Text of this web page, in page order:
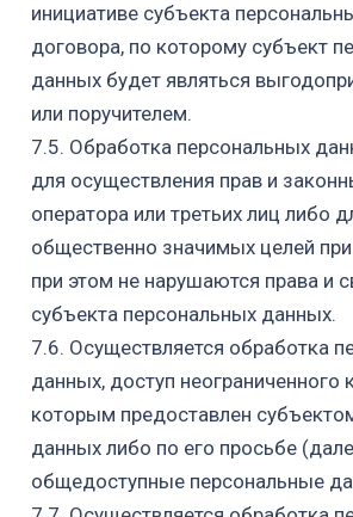
инициативе субъекта
договора, по которому субъект
данных будет являться
или поручителем.
7.5. Обработка персональных
для осуществления прав и
оператора или третьих лиц либо
общественно значимых целей при
при этом не нарушаются права и
субъекта персональных данных.
7.6. Осуществляется обработка
данных, доступ неограниченного
которым предоставлен
данных либо по его просьбе
общедоступные персональные